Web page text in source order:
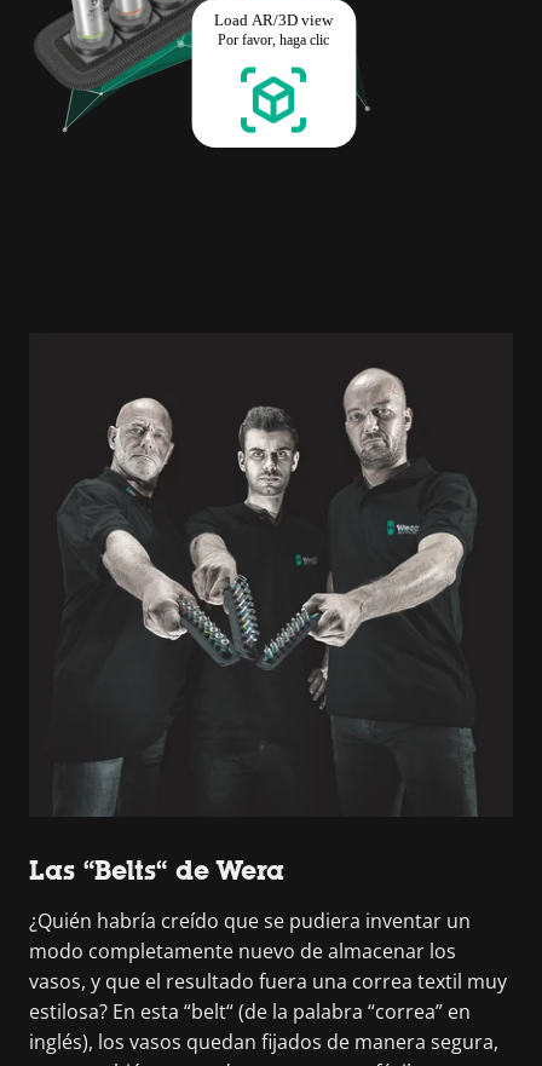
Las “Belts“ de Wera
¿Quién habría creído que se pudiera inventar un
modo completamente nuevo de almacenar los
vasos, y que el resultado fuera una correa textil muy
estilosa? En esta “belt“ (de la palabra “correa” en
inglés), los vasos quedan fijados de manera segura,